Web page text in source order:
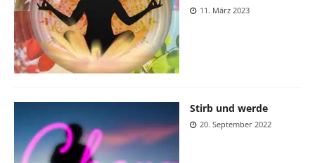
11. März 2023
Stirb und werde
20. September 2022